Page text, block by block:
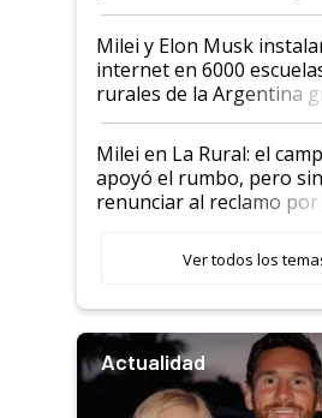
Milei y Elon Musk
internet en 6000
rurales de la Argentina
a un acuerdo con
Milei en La Rural: el
apoyó el rumbo, pero sin
renunciar al reclamo por
Ver todos los
Actualidad